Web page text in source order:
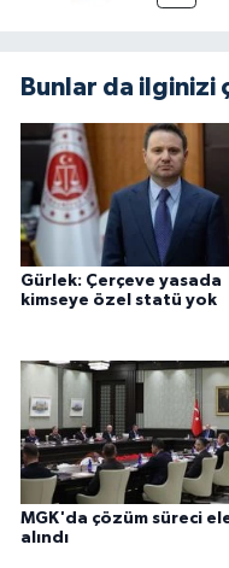
Bunlar da ilginizi
Gürlek: Çerçeve yasada
kimseye özel statü yok
MGK'da çözüm süreci
alındı